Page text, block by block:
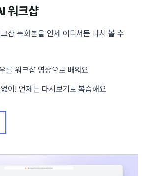
워크샵
샵 녹화본을 언제 어디서든 다시 볼 수
를 워크샵 영상으로 배워요
이! 언제든 다시보기로 복습해요